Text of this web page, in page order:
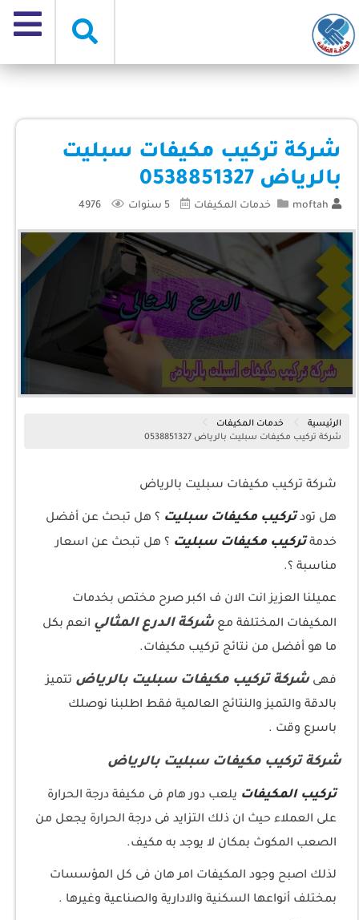
شركة تركيب مكيفات سبليت
بالرياض 0538851327
moftah خدمات المكيفات 5 سنوات 4976
الرئيسية
خدمات المكيفات
شركة تركيب مكيفات سبليت بالرياض 0538851327
شركة تركيب مكيفات سبليت بالرياض
هل تودتركيب مكيفات سبليت ؟ هل تبحث عن أفضل
خدمةتركيب مكيفات سبليت ؟ هل تبحث عن اسعار
مناسبة ؟.
عميلنا العزيز انت الان ف اكبر صرح مختص بخدمات
المكيفات المختلفة معشركة الدرع المثالي انعم بكل
ما هو أفضل من نتائج تركيب مكيفات.
فهىشركة تركيب مكيفات سبليت بالرياض تتميز
بالدقة والتميز والنتائج العالمية فقط اطلبنا نوصلك
باسرع وقت .
شركة تركيب مكيفات سبليت بالرياض
تركيب المكيفات يلعب دور هام فى مكيفة درجة الحرارة
على العملاء حيث ان ذلك التزايد فى درجة الحرارة يجعل من
الصعب المكوث بمكان لا يوجد به مكيف.
لذلك اصبح وجود المكيفات امر هان فى كل المؤسسات
بمختلف أنواعها السكنية والادارية والصناعية وغيرها .